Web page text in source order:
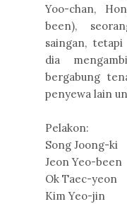
Yoo-chan,
been),
saingan,
dia
bergabung
penyewa lain
Pelakon:
Song Joong-ki
Jeon Yeo-been
Ok Taec-yeon
Kim Yeo-jin